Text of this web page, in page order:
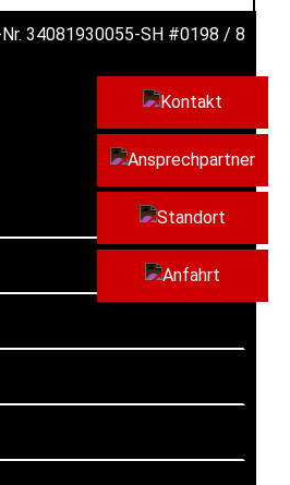
34081930055-SH #0198 / 8